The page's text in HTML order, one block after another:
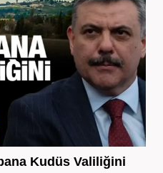
Kudüs Valiliğini